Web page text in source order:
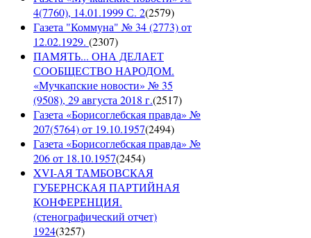
4(7760), 14.01.1999 С. 2(2579)
Газета "Коммуна" № 34 (2773) от
12.02.1929. (2307)
ПАМЯТЬ... ОНА ДЕЛАЕТ
СООБЩЕСТВО НАРОДОМ.
«Мучкапские новости» № 35
(9508), 29 августа 2018 г.(2517)
Газета «Борисоглебская правда» №
207(5764) от 19.10.1957(2494)
Газета «Борисоглебская правда» №
206 от 18.10.1957(2454)
XVI-АЯ ТАМБОВСКАЯ
ГУБЕРНСКАЯ ПАРТИЙНАЯ
КОНФЕРЕНЦИЯ.
(стенографический отчет)
1924(3257)